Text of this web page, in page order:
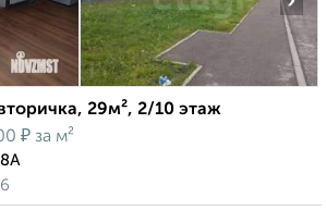
29м², 2/10 этаж
₽ за м²